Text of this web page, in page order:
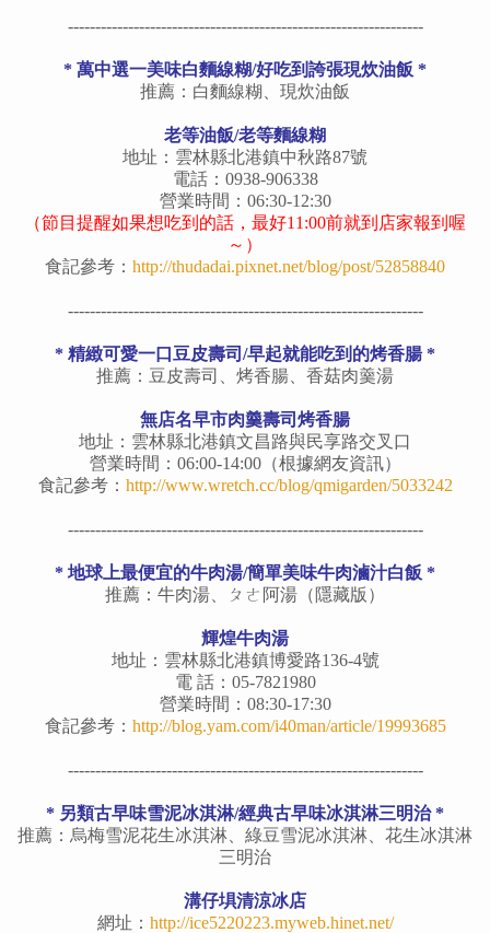
-----------------------------------------------------------------
* 萬中選一美味白麵線糊/好吃到誇張現炊油飯 *
推薦：白麵線糊、現炊油飯
老等油飯/老等麵線糊
地址：雲林縣北港鎮中秋路87號
電話：0938-906338
營業時間：06:30-12:30
（節目提醒如果想吃到的話，最好11:00前就到店家報到喔
～）
食記參考： http://thudadai.pixnet.net/blog/post/52858840
-----------------------------------------------------------------
* 精緻可愛一口豆皮壽司/早起就能吃到的烤香腸 *
推薦：豆皮壽司、烤香腸、香菇肉羹湯
無店名早市肉羹壽司烤香腸
地址：雲林縣北港鎮文昌路與民享路交叉口
營業時間：06:00-14:00（根據網友資訊）
食記參考： http://www.wretch.cc/blog/qmigarden/5033242
-----------------------------------------------------------------
* 地球上最便宜的牛肉湯/簡單美味牛肉滷汁白飯 *
推薦：牛肉湯、ㄆㄜ阿湯（隱藏版）
輝煌牛肉湯
地址：雲林縣北港鎮博愛路136-4號
電 話：05-7821980
營業時間：08:30-17:30
食記參考： http://blog.yam.com/i40man/article/19993685
-----------------------------------------------------------------
* 另類古早味雪泥冰淇淋/經典古早味冰淇淋三明治 *
推薦：烏梅雪泥花生冰淇淋、綠豆雪泥冰淇淋、花生冰淇淋
三明治
溝仔埧清涼冰店
網址： http://ice5220223.myweb.hinet.net/